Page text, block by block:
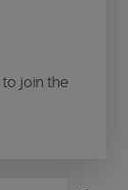
to join the